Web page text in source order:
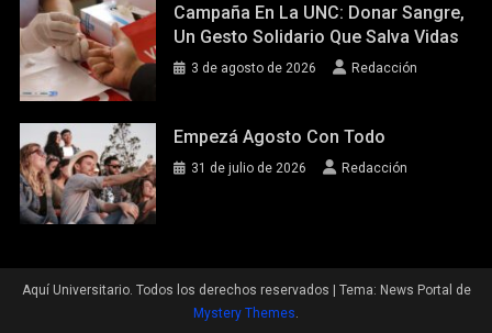
Campaña En La UNC: Donar Sangre,
Un Gesto Solidario Que Salva Vidas
3 de agosto de 2026 Redacción
Empezá Agosto Con Todo
31 de julio de 2026 Redacción
Aquí Universitario. Todos los derechos reservados
Tema: News Portal de
Mystery Themes.